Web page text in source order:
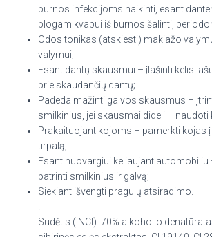
burnos infekcijoms naikinti, esant
blogam kvapui iš burnos šalinti,
Odos tonikas (atskiesti) makiažo
valymui;
Esant dantų skausmui – įlašinti kelis
prie skaudančių dantų;
Padeda mažinti galvos skausmus –
smilkinius, jei skausmai dideli – naudoti
Prakaituojant kojoms – pamerkti kojas
tirpalą;
Esant nuovargiui keliaujant automobiliu
patrinti smilkinius ir galvą;
Siekiant išvengti pragulų atsiradimo.
Sudėtis (INCI): 70% alkoholio